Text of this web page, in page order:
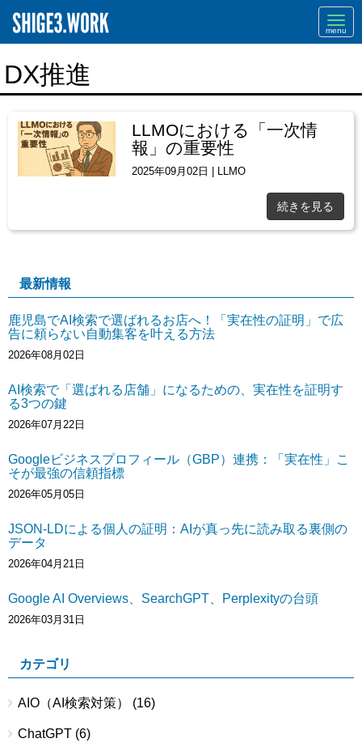
DX推進
LLMOにおける「一次情
報」の重要性
2025年09月02日 LLMO
続きを見る
最新情報
鹿児島でAI検索で選ばれるお店へ！「実在性の証明」で広
告に頼らない自動集客を叶える方法
2026年08月02日
AI検索で「選ばれる店舗」になるための、実在性を証明す
る3つの鍵
2026年07月22日
Googleビジネスプロフィール（GBP）連携：「実在性」こ
そが最強の信頼指標
2026年05月05日
JSON-LDによる個人の証明：AIが真っ先に読み取る裏側の
データ
2026年04月21日
Google AI Overviews、SearchGPT、Perplexityの台頭
2026年03月31日
カテゴリ
AIO（AI検索対策） (16)
ChatGPT (6)